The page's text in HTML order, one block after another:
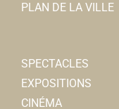
PLAN DE LA VILLE
SPECTACLES
EXPOSITIONS
CINÉMA